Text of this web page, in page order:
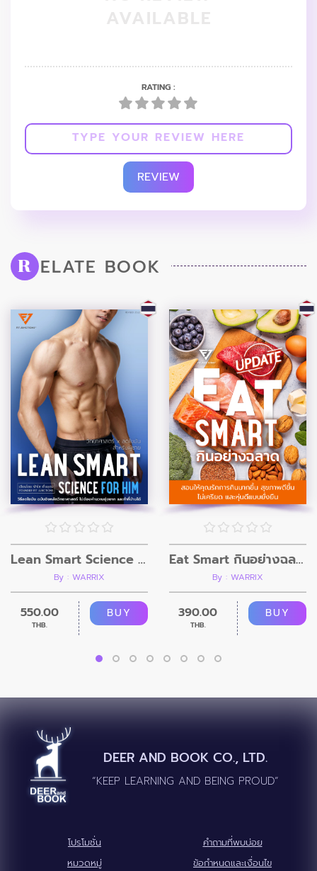
RATING :
REVIEW
R ELATE BOOK
Lean Smart Science For Him
By : WARRIX
550.00
THB.
BUY
Eat Smart กินอย่างฉลาด สุขภาพดีขึ้น ไม่เครียด
By : WARRIX
390.00
THB.
BUY
DEER AND BOOK CO., LTD.
“KEEP LEARNING AND BEING PROUD”
โปรโมชั่น
คำถามที่พบบ่อย
หมวดหมู่
ข้อกำหนดและเงื่อนไข